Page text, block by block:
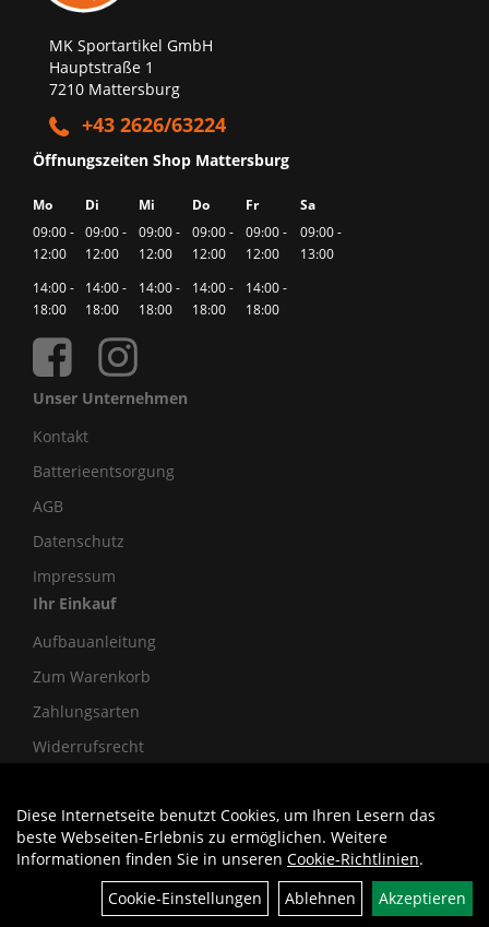
MK Sportartikel GmbH
Hauptstraße 1
7210 Mattersburg
+43 2626/63224
Öffnungszeiten Shop Mattersburg
Mo Di Mi Do Fr
Sa
09:00 -
12:00
09:00 -
12:00
09:00 -
12:00
09:00 -
12:00
09:00 -
12:00
09:00 -
13:00
14:00 -
18:00
14:00 -
18:00
14:00 -
18:00
14:00 -
18:00
14:00 -
18:00
Unser Unternehmen
Kontakt
Batterieentsorgung
AGB
Datenschutz
Impressum
Ihr Einkauf
Aufbauanleitung
Zum Warenkorb
Zahlungsarten
Widerrufsrecht
Diese Internetseite benutzt Cookies, um Ihren Lesern das
beste Webseiten-Erlebnis zu ermöglichen. Weitere
Informationen finden Sie in unseren Cookie-Richtlinien.
Cookie-Einstellungen
Ablehnen Akzeptieren
Auftrag widerrufen